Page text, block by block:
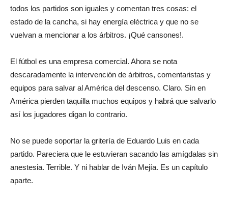
todos los partidos son iguales y comentan tres cosas: el
estado de la cancha, si hay energía eléctrica y que no se
vuelvan a mencionar a los árbitros. ¡Qué cansones!.
El fútbol es una empresa comercial. Ahora se nota
descaradamente la intervención de árbitros, comentaristas y
equipos para salvar al América del descenso. Claro. Sin en
América pierden taquilla muchos equipos y habrá que salvarlo
así los jugadores digan lo contrario.
No se puede soportar la gritería de Eduardo Luis en cada
partido. Pareciera que le estuvieran sacando las amígdalas sin
anestesia. Terrible. Y ni hablar de Iván Mejía. Es un capítulo
aparte.